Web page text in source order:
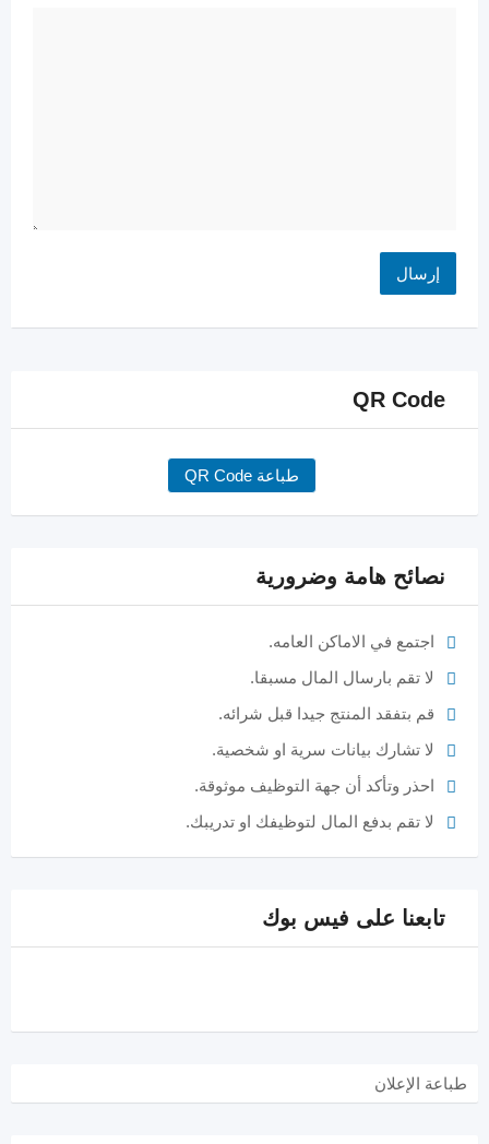
QR Code
طباعة QR Code
نصائح هامة وضرورية
اجتمع في الاماكن العامه.
لا تقم بارسال المال مسبقا.
قم بتفقد المنتج جيدا قبل شرائه.
لا تشارك بيانات سرية او شخصية.
احذر وتأكد أن جهة التوظيف موثوقة.
لا تقم بدفع المال لتوظيفك او تدريبك.
تابعنا على فيس بوك
طباعة الإعلان